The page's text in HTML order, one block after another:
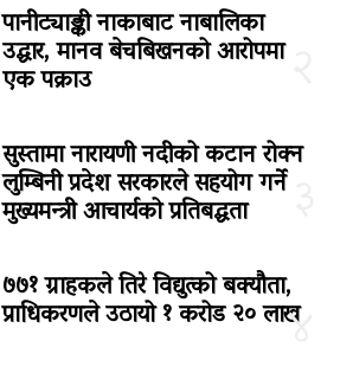
पानीट्याङ्की नाकाबाट नाबालिका
उद्धार, मानव बेचबिखनको आरोपमा
एक पक्राउ
सुस्तामा नारायणी नदीको कटान रोक्न
लुम्बिनी प्रदेश सरकारले सहयोग गर्ने
मुख्यमन्त्री आचार्यको प्रतिबद्धता
४
७७१ ग्राहकले तिरे विद्युत्को बक्यौता,
प्राधिकरणले उठायो १ करोड २० लाख